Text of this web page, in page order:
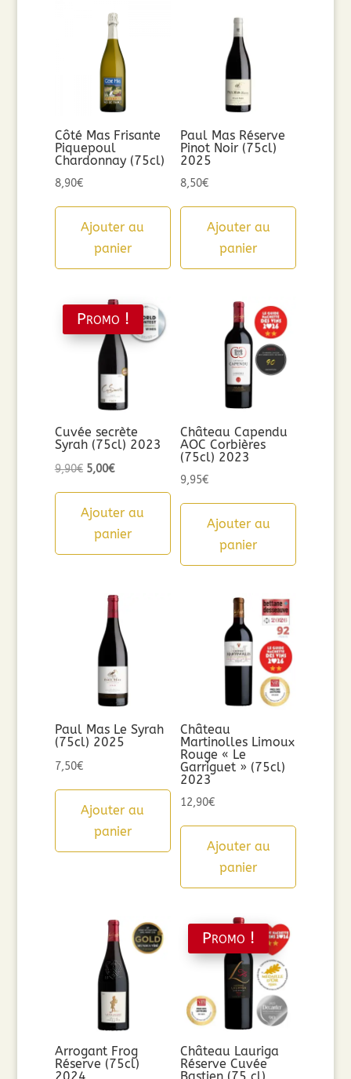
Côté Mas Frisante
Piquepoul
Chardonnay (75cl)
8,90€
Ajouter au
panier
Paul Mas Réserve
Pinot Noir (75cl)
2025
8,50€
Ajouter au
panier
Promo !
Cuvée secrète
Syrah (75cl) 2023
9,90€ Le
initial
était :
5,00€Le
actuel
est :
Ajouter au
panier
Château Capendu
AOC Corbières
(75cl) 2023
9,95€
Ajouter au
panier
Paul Mas Le Syrah
(75cl) 2025
7,50€
Ajouter au
panier
Château
Martinolles Limoux
Rouge « Le
Garriguet » (75cl)
2023
12,90€
Ajouter au
panier
Arrogant Frog
Réserve (75cl)
Promo !
Château Lauriga
Réserve Cuvée